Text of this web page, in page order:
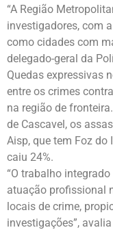
“A Região
investigadores, com
como cidades com
delegado-geral da
Quedas expressivas
entre os crimes
na região de
de Cascavel, os
Aisp, que tem Foz
caiu 24%.
“O trabalho
atuação profissional
locais de crime,
investigações”,